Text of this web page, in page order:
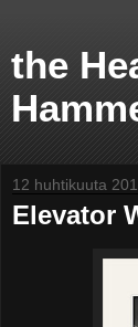
the
12 huhtikuuta
Elevator